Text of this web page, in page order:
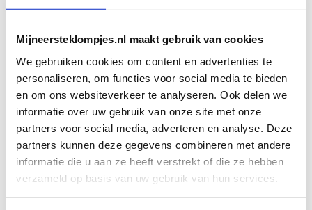
Mijneersteklompjes.nl maakt gebruik van cookies
We gebruiken cookies om content en advertenties te
personaliseren, om functies voor social media te bieden
en om ons websiteverkeer te analyseren. Ook delen we
informatie over uw gebruik van onze site met onze
partners voor social media, adverteren en analyse. Deze
partners kunnen deze gegevens combineren met andere
informatie die u aan ze heeft verstrekt of die ze hebben
verzameld op basis van uw gebruik van hun services.
GEBOORTEKLOMPJES EN
Unieke geboorteklompjes
Mijneersteklompjes.nl heeft al meer dan 15 jaar ervaring met het
schilderen van klompjes. Velen wisten de weg naar ons bedrijf al te
vinden en ontdekten onze leuke geboorteklompjes. Onze
geboorteklompjes bestel je gemakkelijk online. We beschilderen
de geboorteklompjes met de hand en indien gewenst in de stijl van
het geboortekaartje!